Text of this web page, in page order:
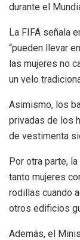
durante el
La FIFA señala
“pueden llevar
las mujeres no
un velo
Asimismo, los
privadas de los
de vestimenta
Por otra parte,
tanto mujeres
rodillas cuando
otros edificios
Además, el